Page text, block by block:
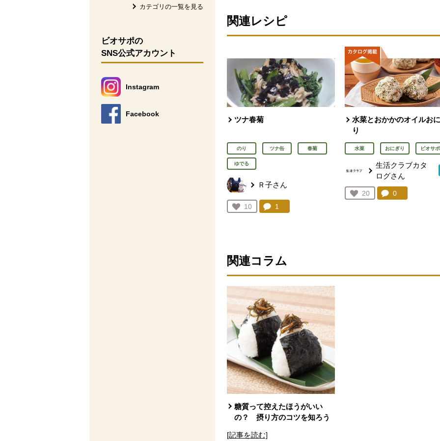
カテゴリの一覧を見る
ビオサポの
SNS公式アカウント
Instagram
別のウィンドウで開きます。
Facebook
別のウィンドウで開きます。
関連レシピ
ツナ春菊
のり ツナ缶 春菊
ゆでる
Ｒ子さん
お気に入り登録：
10
人が登録
コメント：
1
水菜とおかかのオイルお
り
水菜 おにぎり ビオサポ
生活クラブカタ
ログさん
お気に入り登録：
20
人が登録
コメント：
0件。コメント
関連コラム
糖質って控えたほうがいい
の？ 摂り方のコツを知ろう
[記事を読む]